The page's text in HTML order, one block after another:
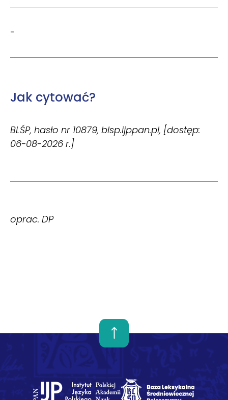
-
Jak cytować?
BLŚP, hasło nr 10879, blsp.ijppan.pl, [dostęp:
06-08-2026 r.]
oprac. DP